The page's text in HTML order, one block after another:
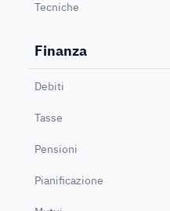
Tecniche
Finanza
Debiti
Tasse
Pensioni
Pianificazione